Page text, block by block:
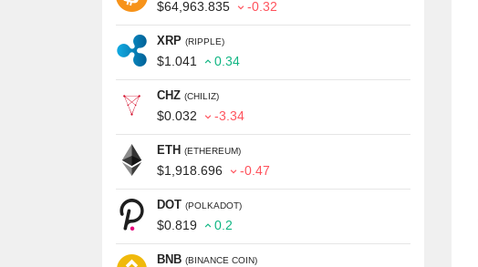
$64,963.835 -0.32
XRP (RIPPLE)
$1.041 0.34
CHZ (CHILIZ)
$0.032 -3.34
ETH (ETHEREUM)
$1,918.696 -0.47
DOT (POLKADOT)
$0.819 0.2
BNB (BINANCE COIN)